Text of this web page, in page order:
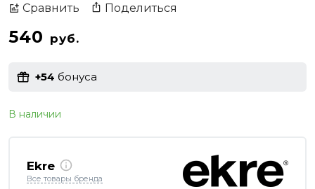
Сравнить Поделиться
540 руб.
+54 бонуса
В наличии
Ekre
Все товары бренда